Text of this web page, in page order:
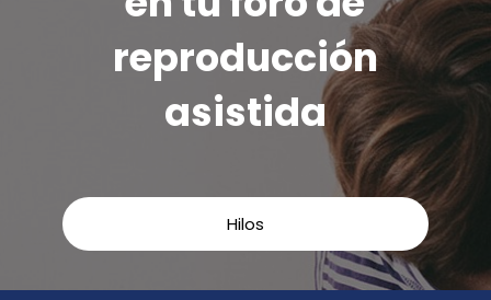
reproducción
asistida
Hilos